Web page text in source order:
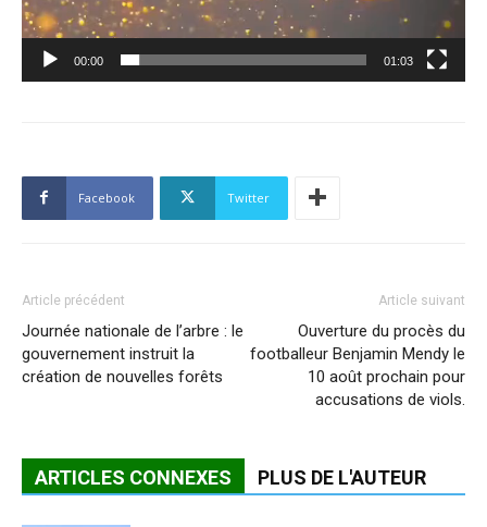
00:00 01:03
Facebook Twitter
Article précédent
Journée nationale de l’arbre : le
gouvernement instruit la
création de nouvelles forêts
Article suivant
Ouverture du procès du
footballeur Benjamin Mendy le
10 août prochain pour
accusations de viols.
ARTICLES CONNEXES PLUS DE L'AUTEUR